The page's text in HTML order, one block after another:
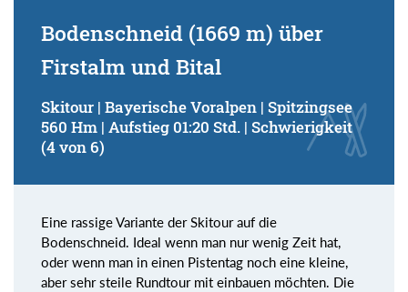
Bodenschneid (1669 m) über
Firstalm und Bital
Skitour | Bayerische Voralpen | Spitzingsee
560 Hm | Aufstieg 01:20 Std. | Schwierigkeit
(4 von 6)
Eine rassige Variante der Skitour auf die
Bodenschneid. Ideal wenn man nur wenig Zeit hat,
oder wenn man in einen Pistentag noch eine kleine,
aber sehr steile Rundtour mit einbauen möchten. Die